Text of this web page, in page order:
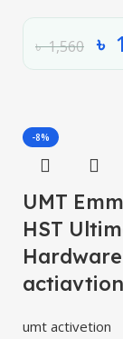
৳1,560 ৳
-8%
UMT
HST
umt activetion